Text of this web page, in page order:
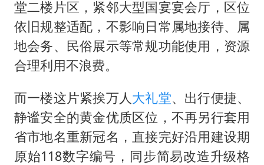
堂二楼片区，紧邻大型国宴宴会厅，区位
依旧规整适配，不影响日常属地接待、属
地会务、民俗展示等常规功能使用，资源
合理利用不浪费。
而一楼这片紧挨万人大礼堂、出行便捷、
静谧安全的黄金优质区位，不再另行套用
省市地名重新冠名，直接完好沿用建设期
原始118数字编号，同步简易改造升级格